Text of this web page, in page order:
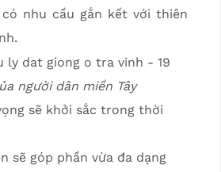
nhu cầu gắn kết với thiên
người dân miền Tây
sẽ khởi sắc trong thời
sẽ góp phần vừa đa dạng